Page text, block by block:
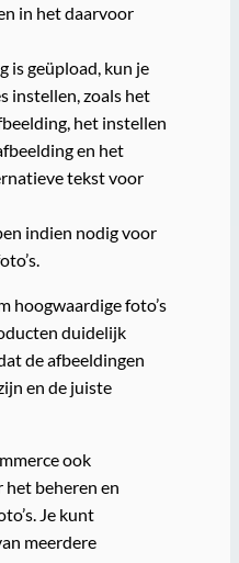
in het daarvoor
is geüpload, kun je
instellen, zoals het
het instellen
en het
tekst voor
indien nodig voor
hoogwaardige foto’s
duidelijk
de afbeeldingen
en de juiste
ook
beheren en
Je kunt
meerdere